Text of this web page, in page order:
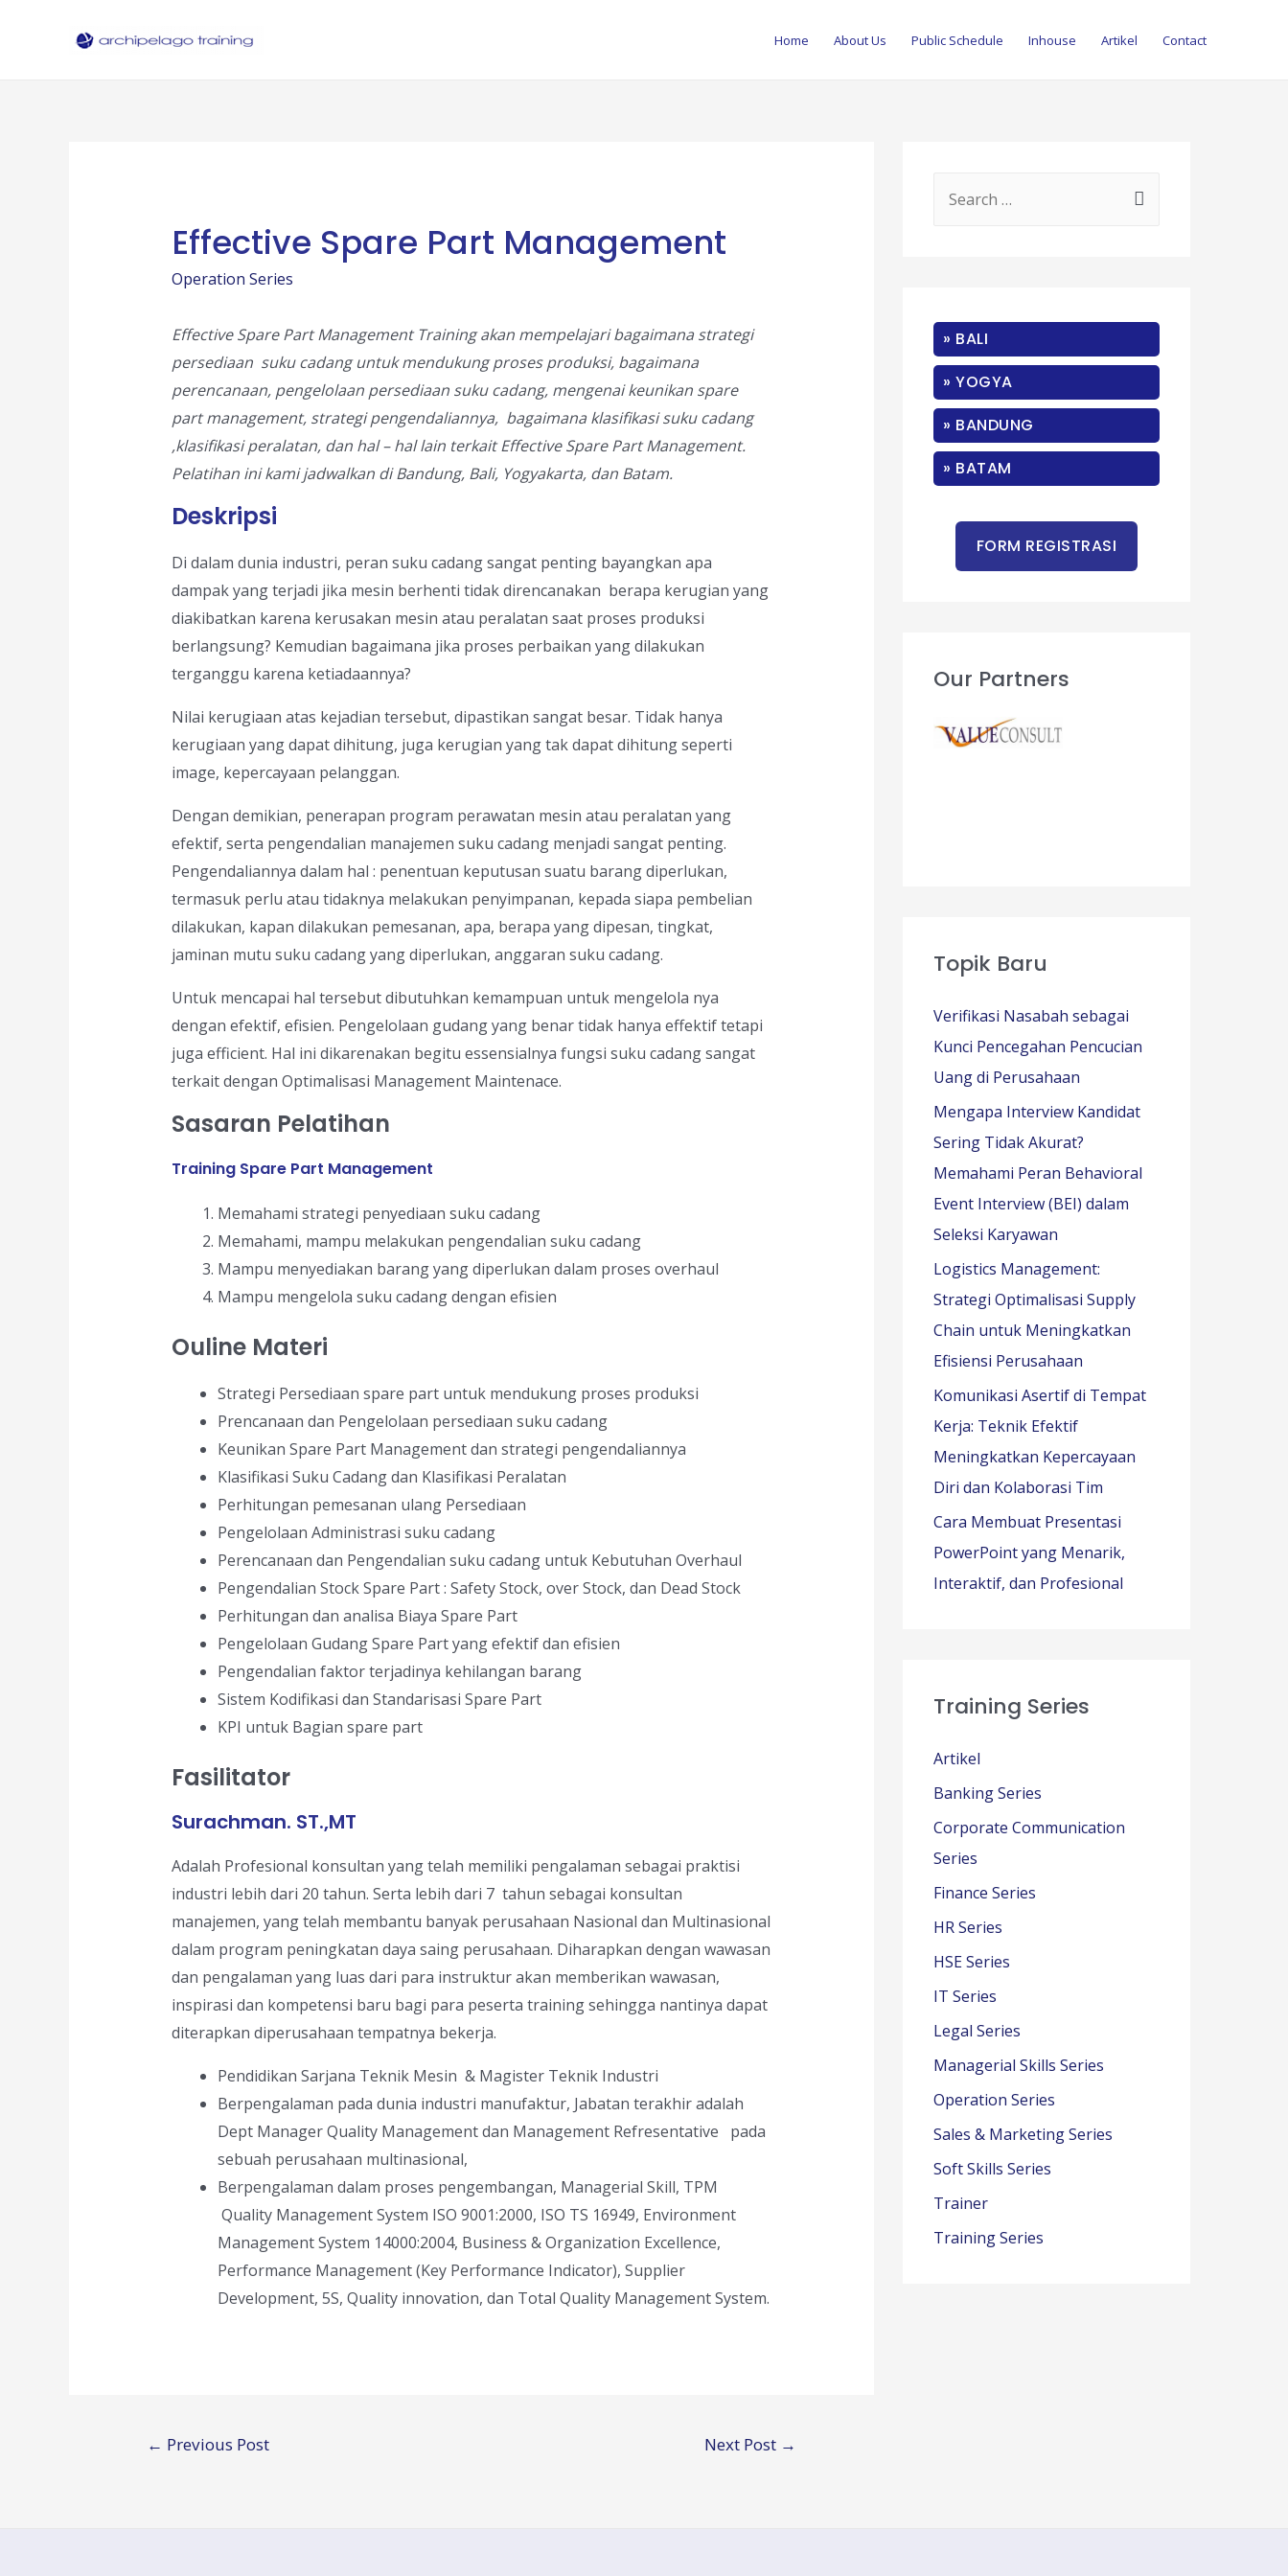
Home About Us Public Schedule Inhouse Artikel Contact
Effective Spare Part Management
Operation Series
Effective Spare Part Management Training akan mempelajari bagaimana strategi
persediaan suku cadang untuk mendukung proses produksi, bagaimana
perencanaan, pengelolaan persediaan suku cadang, mengenai keunikan spare
part management, strategi pengendaliannya, bagaimana klasifikasi suku cadang
,klasifikasi peralatan, dan hal – hal lain terkait Effective Spare Part Management.
Pelatihan ini kami jadwalkan di Bandung, Bali, Yogyakarta, dan Batam.
Deskripsi
Di dalam dunia industri, peran suku cadang sangat penting bayangkan apa
dampak yang terjadi jika mesin berhenti tidak direncanakan berapa kerugian yang
diakibatkan karena kerusakan mesin atau peralatan saat proses produksi
berlangsung? Kemudian bagaimana jika proses perbaikan yang dilakukan
terganggu karena ketiadaannya?
Nilai kerugiaan atas kejadian tersebut, dipastikan sangat besar. Tidak hanya
kerugiaan yang dapat dihitung, juga kerugian yang tak dapat dihitung seperti
image, kepercayaan pelanggan.
Dengan demikian, penerapan program perawatan mesin atau peralatan yang
efektif, serta pengendalian manajemen suku cadang menjadi sangat penting.
Pengendaliannya dalam hal : penentuan keputusan suatu barang diperlukan,
termasuk perlu atau tidaknya melakukan penyimpanan, kepada siapa pembelian
dilakukan, kapan dilakukan pemesanan, apa, berapa yang dipesan, tingkat,
jaminan mutu suku cadang yang diperlukan, anggaran suku cadang.
Untuk mencapai hal tersebut dibutuhkan kemampuan untuk mengelola nya
dengan efektif, efisien. Pengelolaan gudang yang benar tidak hanya effektif tetapi
juga efficient. Hal ini dikarenakan begitu essensialnya fungsi suku cadang sangat
terkait dengan Optimalisasi Management Maintenace.
Sasaran Pelatihan
Training Spare Part Management
Memahami strategi penyediaan suku cadang
Memahami, mampu melakukan pengendalian suku cadang
Mampu menyediakan barang yang diperlukan dalam proses overhaul
Mampu mengelola suku cadang dengan efisien
Ouline Materi
Strategi Persediaan spare part untuk mendukung proses produksi
Prencanaan dan Pengelolaan persediaan suku cadang
Keunikan Spare Part Management dan strategi pengendaliannya
Klasifikasi Suku Cadang dan Klasifikasi Peralatan
Perhitungan pemesanan ulang Persediaan
Pengelolaan Administrasi suku cadang
Perencanaan dan Pengendalian suku cadang untuk Kebutuhan Overhaul
Pengendalian Stock Spare Part : Safety Stock, over Stock, dan Dead Stock
Perhitungan dan analisa Biaya Spare Part
Pengelolaan Gudang Spare Part yang efektif dan efisien
Pengendalian faktor terjadinya kehilangan barang
Sistem Kodifikasi dan Standarisasi Spare Part
KPI untuk Bagian spare part
Fasilitator
Surachman. ST.,MT
Adalah Profesional konsultan yang telah memiliki pengalaman sebagai praktisi
industri lebih dari 20 tahun. Serta lebih dari 7 tahun sebagai konsultan
manajemen, yang telah membantu banyak perusahaan Nasional dan Multinasional
dalam program peningkatan daya saing perusahaan. Diharapkan dengan wawasan
dan pengalaman yang luas dari para instruktur akan memberikan wawasan,
inspirasi dan kompetensi baru bagi para peserta training sehingga nantinya dapat
diterapkan diperusahaan tempatnya bekerja.
Pendidikan Sarjana Teknik Mesin & Magister Teknik Industri
Berpengalaman pada dunia industri manufaktur, Jabatan terakhir adalah
Dept Manager Quality Management dan Management Refresentative pada
sebuah perusahaan multinasional,
Berpengalaman dalam proses pengembangan, Managerial Skill, TPM
Quality Management System ISO 9001:2000, ISO TS 16949, Environment
Management System 14000:2004, Business & Organization Excellence,
Performance Management (Key Performance Indicator), Supplier
Development, 5S, Quality innovation, dan Total Quality Management System.
← Previous Post Next Post →
f
o
» BALI
» YOGYA
» BANDUNG
» BATAM
Our Partners
Topik Baru
Verifikasi Nasabah sebagai
Kunci Pencegahan Pencucian
Uang di Perusahaan
Mengapa Interview Kandidat
Sering Tidak Akurat?
Memahami Peran Behavioral
Event Interview (BEI) dalam
Seleksi Karyawan
Logistics Management:
Strategi Optimalisasi Supply
Chain untuk Meningkatkan
Efisiensi Perusahaan
Komunikasi Asertif di Tempat
Kerja: Teknik Efektif
Meningkatkan Kepercayaan
Diri dan Kolaborasi Tim
Cara Membuat Presentasi
PowerPoint yang Menarik,
Interaktif, dan Profesional
Training Series
Artikel
Banking Series
Corporate Communication
Series
Finance Series
HR Series
HSE Series
IT Series
Legal Series
Managerial Skills Series
Operation Series
Sales & Marketing Series
Soft Skills Series
Trainer
Training Series